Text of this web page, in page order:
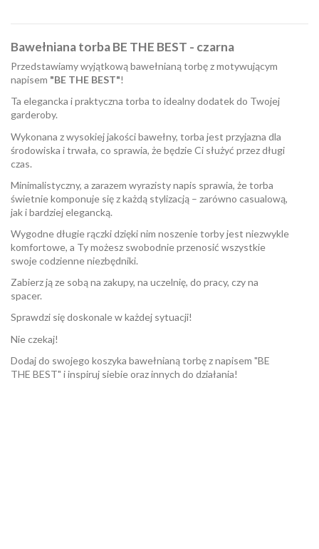
Bawełniana torba BE THE BEST - czarna
Przedstawiamy wyjątkową bawełnianą torbę z motywującym
napisem "BE THE BEST"!
Ta elegancka i praktyczna torba to idealny dodatek do Twojej
garderoby.
Wykonana z wysokiej jakości bawełny, torba jest przyjazna dla
środowiska i trwała, co sprawia, że będzie Ci służyć przez długi
czas.
Minimalistyczny, a zarazem wyrazisty napis sprawia, że torba
świetnie komponuje się z każdą stylizacją – zarówno casualową,
jak i bardziej elegancką.
Wygodne długie rączki dzięki nim noszenie torby jest niezwykle
komfortowe, a Ty możesz swobodnie przenosić wszystkie
swoje codzienne niezbędniki.
Zabierz ją ze sobą na zakupy, na uczelnię, do pracy, czy na
spacer.
Sprawdzi się doskonale w każdej sytuacji!
Nie czekaj!
Dodaj do swojego koszyka bawełnianą torbę z napisem "BE
THE BEST" i inspiruj siebie oraz innych do działania!